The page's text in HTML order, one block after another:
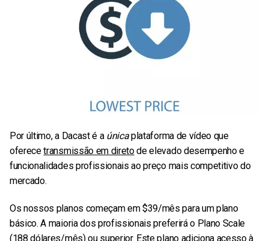
Por último, a Dacast é a únicaplataforma de vídeo que
oferecetransmissão em diretode elevado desempenho e
funcionalidades profissionais ao preço mais competitivo do
mercado.
Os nossos planos começam em $39/mês para um plano
básico. A maioria dos profissionais preferirá o Plano Scale
(188 dólares/mês) ou superior. Este plano adiciona acesso à